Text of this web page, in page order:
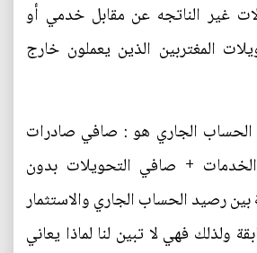
غير الناتجه عن مقابل خدمي أو
المغتربين الذين يعملون خارج
الجاري هو : صافي صادرات
+ صافي التحويلات بدون
بين رصيد الحساب الجاري والاستثمار
ولذلك فهي لا تبين لنا لماذا يعاني